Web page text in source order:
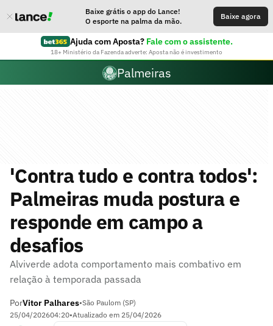
Baixe grátis o app do Lance!
O esporte na palma da mão.
Baixe agora
Ajuda com Aposta? Fale com o assistente.
18+ Ministério da Fazenda adverte: Aposta não é investimento
Palmeiras
'Contra tudo e contra todos':
Palmeiras muda postura e
responde em campo a
desafios
Alviverde adota comportamento mais combativo em
relação à temporada passada
PorVitor Palhares•São Paulom (SP)
25/04/202604:20•Atualizado em 25/04/2026